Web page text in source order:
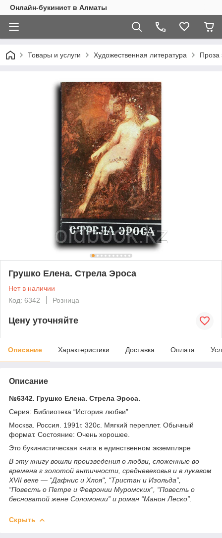
Онлайн-букинист в Алматы
Товары и услуги Художественная литература Проза
Грушко Елена. Стрела Эроса
Нет в наличии
Код: 6342
Розница
Цену уточняйте
Описание Характеристики Доставка Оплата
Описание
№6342. Грушко Елена. Стрела Эроса.
Серия: Библиотека “История любви”
Москва. Россия. 1991г. 320с. Мягкий переплет. Обычный
формат. Состояние: Очень хорошее.
Это букинистическая книга в единственном экземпляре
В эту книгу вошли произведения о любви, сложенные во
времена г золотой античности, средневековья и в лукавом
XVII веке — “Дафнис и Хлоя", “Тристан и Изольда”,
“Повесть о Петре и Февронии Муромских”, “Повесть о
бесноватой жене Соломонии” и роман “Манон Леско”.
Скрыть